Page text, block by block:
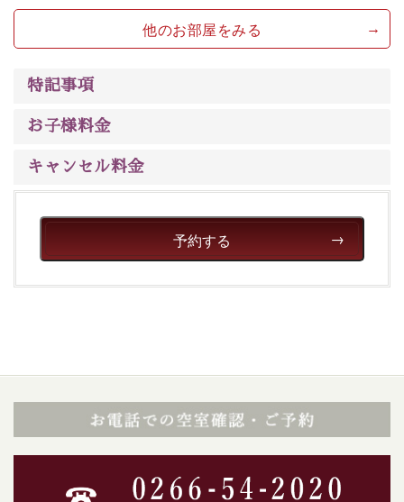
温泉の成分に合わせ、防菌防カビの特殊素材の畳を使
用。 足元が柔らかく、そして滑りにくい畳のお風呂で
※男性大浴場までのご移動には階段がございます。 予め
眺望はございませんが、源泉掛け流しの温泉の質を楽し
む貸切温泉風呂です。ゆったりといやされるプライベー
トな空間をお愉しみください。
【旅】
■諏訪大社4社を巡る無料参拝バス
※交通規制などにより運行できない日がございます
※年末年始及び御柱祭前後は運行しておりません
で心癒されます。
他のお部屋をみる
特記事項
お子様料金
キャンセル料金
予約する